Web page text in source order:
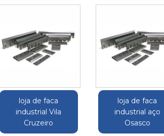
loja de faca
industrial Vila
Cruzeiro
loja de faca
industrial aço
Osasco